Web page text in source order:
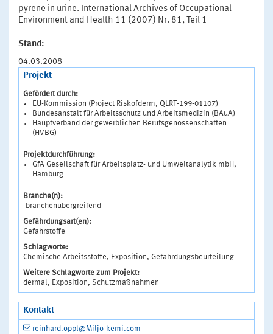
pyrene in urine. International Archives of Occupational
Environment and Health 11 (2007) Nr. 81, Teil 1
Stand:
04.03.2008
Projekt
Gefördert durch:
EU-Kommission (Project Riskofderm, QLRT-199-01107)
Bundesanstalt für Arbeitsschutz und Arbeitsmedizin (BAuA)
Hauptverband der gewerblichen Berufsgenossenschaften
(HVBG)
Projektdurchführung:
GfA Gesellschaft für Arbeitsplatz- und Umweltanalytik mbH,
Hamburg
Branche(n):
-branchenübergreifend-
Gefährdungsart(en):
Gefahrstoffe
Schlagworte:
Chemische Arbeitsstoffe, Exposition, Gefährdungsbeurteilung
Weitere Schlagworte zum Projekt:
dermal, Exposition, Schutzmaßnahmen
Kontakt
reinhard.oppl@Miljo-kemi.com